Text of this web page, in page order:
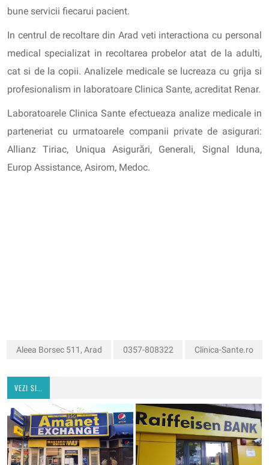
bune servicii fiecarui pacient.
In centrul de recoltare din Arad veti interactiona cu personal
medical specializat in recoltarea probelor atat de la adulti,
cat si de la copii. Analizele medicale se lucreaza cu grija si
profesionalism in laboratoare Clinica Sante, acreditat Renar.
Laboratoarele Clinica Sante efectueaza analize medicale in
parteneriat cu urmatoarele companii private de asigurari:
Allianz Tiriac, Uniqua Asigurări, Generali, Signal Iduna,
Europ Assistance, Asirom, Medoc.
Aleea Borsec 511, Arad 0357-808322 Clinica-Sante.ro
VEZI SI...